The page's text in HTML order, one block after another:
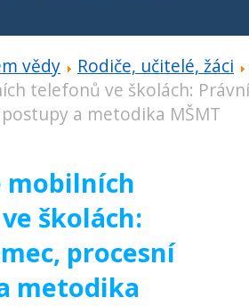
vědy
Rodiče, učitelé, žáci
telefonů ve školách: Právní
a metodika MŠMT
mobilních
školách:
procesní
metodika